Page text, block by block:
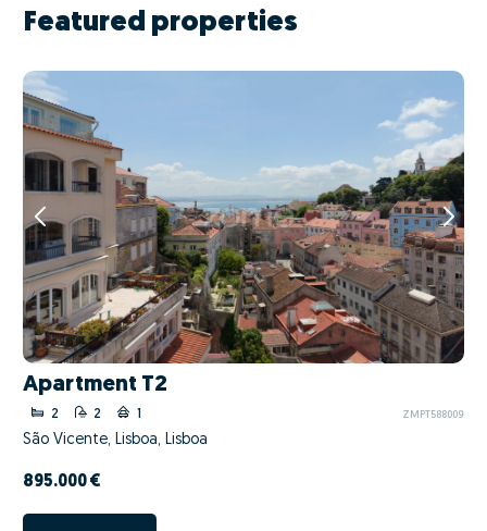
Featured properties
Apartment T2
2 2 1 ZMPT588009
São Vicente, Lisboa, Lisboa
895.000 €